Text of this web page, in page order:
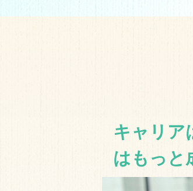
キャリア
はもっと